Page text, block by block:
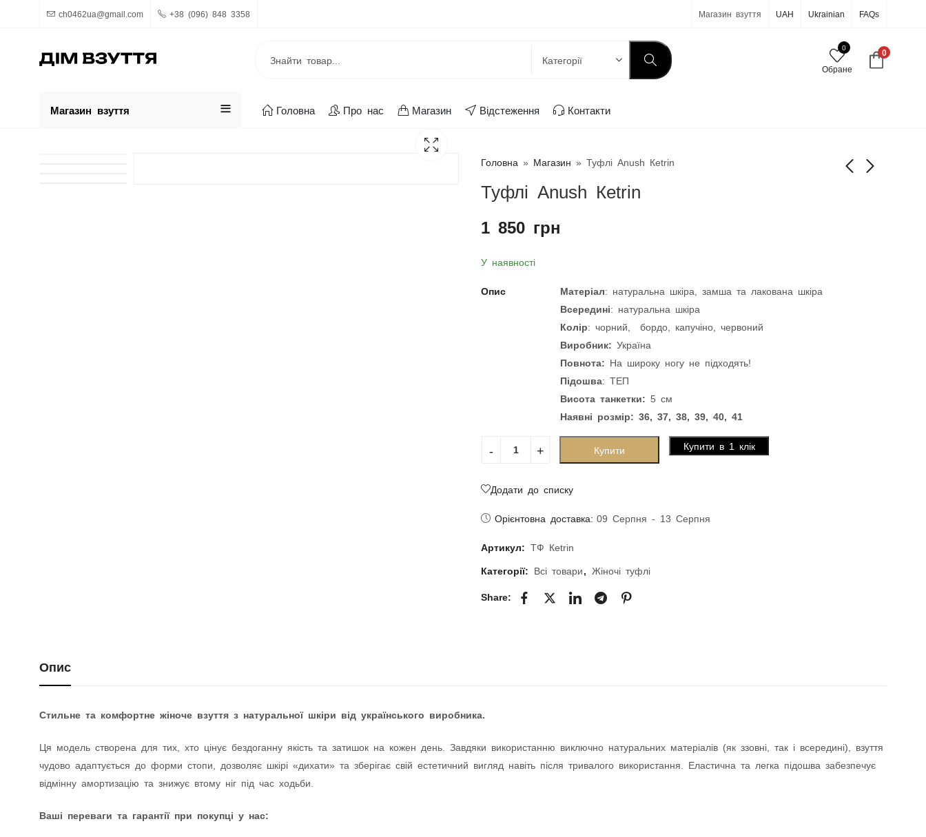
ch0462ua@gmail.com +38 (096) 848 3358 Магазин взуття UAH Ukrainian FAQs
0
Обране
0
Магазин взуття Головна Про нас Магазин Відстеження Контакти
Головна » Магазин » Туфлі Anush Кetrin
Туфлі Anush Кetrin
1 850 грн
У наявності
Опис Матеріал: натуральна шкіра, замша та лакована шкіра
Всередині: натуральна шкіра
Колір: чорний, бордо, капучіно, червоний
Виробник: Україна
Повнота: На широку ногу не підходять!
Підошва: ТЕП
Висота танкетки: 5 см
Наявні розмір: 36, 37, 38, 39, 40, 41
Купити Купити в 1 клік
Додати до списку
Орієнтовна доставка: 09 Серпня - 13 Серпня
Артикул: ТФ Кetrin
Категорії: Всі товари Жіночі туфлі
Share:
Опис
Стильне та комфортне жіноче взуття з натуральної шкіри від українського виробника.
Ця модель створена для тих, хто цінує бездоганну якість та затишок на кожен день. Завдяки використанню виключно натуральних матеріалів (як ззовні, так і всередині), взуття
чудово адаптується до форми стопи, дозволяє шкірі «дихати» та зберігає свій естетичний вигляд навіть після тривалого використання. Еластична та легка підошва забезпечує
відмінну амортизацію та знижує втому ніг під час ходьби.
Ваші переваги та гарантії при покупці у нас: